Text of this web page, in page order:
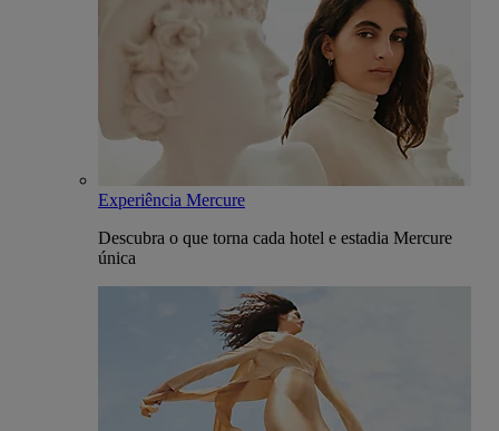
Experiência Mercure
Descubra o que torna cada hotel e estadia Mercure
única